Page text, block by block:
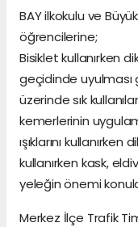
BAY ilkokulu ve
öğrencilerine;
Bisiklet kullanırken
geçidinde uyulması
üzerinde sık
kemerlerinin
ışıklarını
kullanırken kask,
yeleğin önemi
Merkez İlçe Trafik